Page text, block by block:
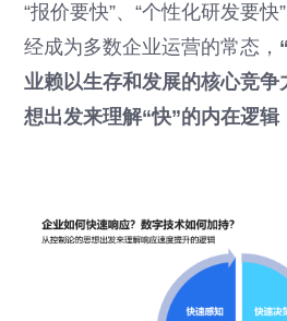
“报价要快”、“个性化研发要快
经成为多数企业运营的常态，
业赖以生存和发展的核心竞
想出发来理解“快”的内在逻辑